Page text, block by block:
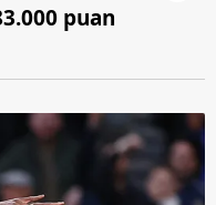
puan